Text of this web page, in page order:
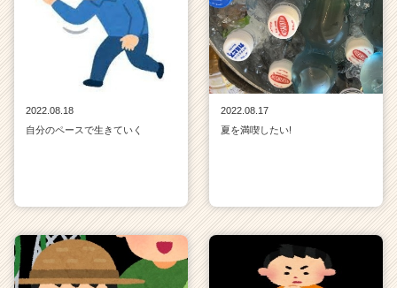
2022.08.18
自分のペースで生きていく
2022.08.17
夏を満喫したい!